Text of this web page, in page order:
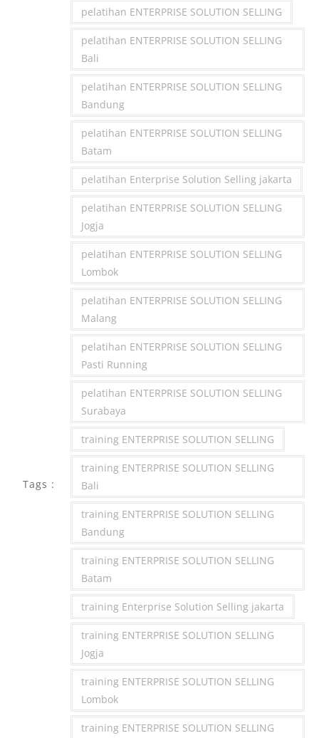
Tags :
pelatihan ENTERPRISE SOLUTION SELLING
pelatihan ENTERPRISE SOLUTION SELLING
Bali
pelatihan ENTERPRISE SOLUTION SELLING
Bandung
pelatihan ENTERPRISE SOLUTION SELLING
Batam
pelatihan Enterprise Solution Selling jakarta
pelatihan ENTERPRISE SOLUTION SELLING
Jogja
pelatihan ENTERPRISE SOLUTION SELLING
Lombok
pelatihan ENTERPRISE SOLUTION SELLING
Malang
pelatihan ENTERPRISE SOLUTION SELLING
Pasti Running
pelatihan ENTERPRISE SOLUTION SELLING
Surabaya
training ENTERPRISE SOLUTION SELLING
training ENTERPRISE SOLUTION SELLING
Bali
training ENTERPRISE SOLUTION SELLING
Bandung
training ENTERPRISE SOLUTION SELLING
Batam
training Enterprise Solution Selling jakarta
training ENTERPRISE SOLUTION SELLING
Jogja
training ENTERPRISE SOLUTION SELLING
Lombok
training ENTERPRISE SOLUTION SELLING